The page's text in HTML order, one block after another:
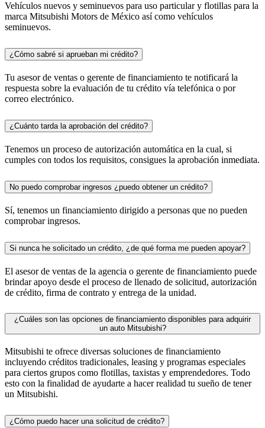
Vehículos nuevos y seminuevos para uso particular y flotillas para la
marca Mitsubishi Motors de México así como vehículos
seminuevos.
¿Cómo sabré si aprueban mi crédito?
Tu asesor de ventas o gerente de financiamiento te notificará la
respuesta sobre la evaluación de tu crédito vía telefónica o por
correo electrónico.
¿Cuánto tarda la aprobación del crédito?
Tenemos un proceso de autorización automática en la cual, si
cumples con todos los requisitos, consigues la aprobación inmediata.
No puedo comprobar ingresos ¿puedo obtener un crédito?
Sí, tenemos un financiamiento dirigido a personas que no pueden
comprobar ingresos.
Si nunca he solicitado un crédito, ¿de qué forma me pueden apoyar?
El asesor de ventas de la agencia o gerente de financiamiento puede
brindar apoyo desde el proceso de llenado de solicitud, autorización
de crédito, firma de contrato y entrega de la unidad.
¿Cuáles son las opciones de financiamiento disponibles para adquirir
un auto Mitsubishi?
Mitsubishi te ofrece diversas soluciones de financiamiento
incluyendo créditos tradicionales, leasing y programas especiales
para ciertos grupos como flotillas, taxistas y emprendedores. Todo
esto con la finalidad de ayudarte a hacer realidad tu sueño de tener
un Mitsubishi.
¿Cómo puedo hacer una solicitud de crédito?